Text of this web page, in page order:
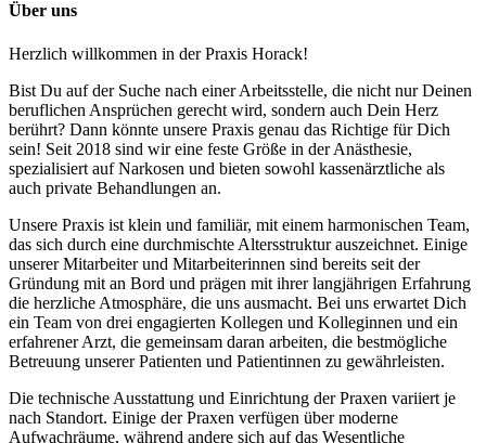
Über uns
Herzlich willkommen in der Praxis Horack!
Bist Du auf der Suche nach einer Arbeitsstelle, die nicht nur Deinen
beruflichen Ansprüchen gerecht wird, sondern auch Dein Herz
berührt? Dann könnte unsere Praxis genau das Richtige für Dich
sein! Seit 2018 sind wir eine feste Größe in der Anästhesie,
spezialisiert auf Narkosen und bieten sowohl kassenärztliche als
auch private Behandlungen an.
Unsere Praxis ist klein und familiär, mit einem harmonischen Team,
das sich durch eine durchmischte Altersstruktur auszeichnet. Einige
unserer Mitarbeiter und Mitarbeiterinnen sind bereits seit der
Gründung mit an Bord und prägen mit ihrer langjährigen Erfahrung
die herzliche Atmosphäre, die uns ausmacht. Bei uns erwartet Dich
ein Team von drei engagierten Kollegen und Kolleginnen und ein
erfahrener Arzt, die gemeinsam daran arbeiten, die bestmögliche
Betreuung unserer Patienten und Patientinnen zu gewährleisten.
Die technische Ausstattung und Einrichtung der Praxen variiert je
nach Standort. Einige der Praxen verfügen über moderne
Aufwachräume, während andere sich auf das Wesentliche